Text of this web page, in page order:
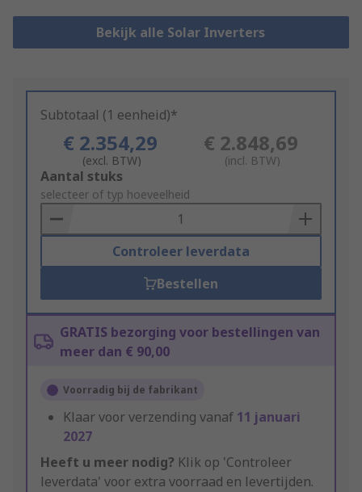
Bekijk alle Solar Inverters
Subtotaal (1 eenheid)*
€ 2.354,29
(excl. BTW)
€ 2.848,69
(incl. BTW)
Add
to
Basket
Aantal stuks
selecteer of typ hoeveelheid
Controleer leverdata
Bestellen
GRATIS bezorging voor bestellingen van
meer dan € 90,00
Voorradig bij de fabrikant
Klaar voor verzending vanaf 11 januari
2027
Heeft u meer nodig? Klik op 'Controleer
leverdata' voor extra voorraad en levertijden.